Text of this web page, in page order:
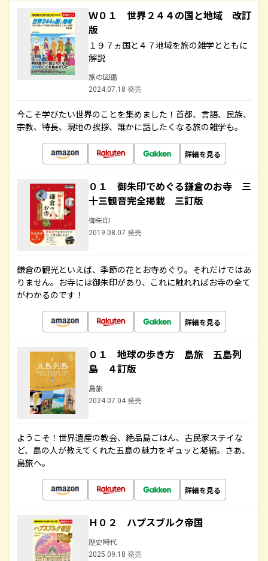
Ｗ０１ 世界２４４の国と地域 改訂
版
１９７ヵ国と４７地域を旅の雑学とともに
解説
旅の図鑑
2024.07.18 発売
今こそ学びたい世界のことを集めました！首都、言語、民族、
宗教、特長、現地の挨拶、誰かに話したくなる旅の雑学も。
詳細を見る
０１ 御朱印でめぐる鎌倉のお寺 三
十三観音完全掲載 三訂版
御朱印
2019.08.07 発売
鎌倉の観光といえば、季節の花とお寺めぐり。それだけではあ
りません。お寺には御朱印があり、これに触れればお寺の全て
がわかるのです！
詳細を見る
０１ 地球の歩き方 島旅 五島列
島 ４訂版
島旅
2024.07.04 発売
ようこそ！世界遺産の教会、絶品島ごはん、古民家ステイな
ど、島の人が教えてくれた五島の魅力をギュッと凝縮。さあ、
島旅へ。
詳細を見る
Ｈ０２ ハプスブルク帝国
歴史時代
2025.09.18 発売